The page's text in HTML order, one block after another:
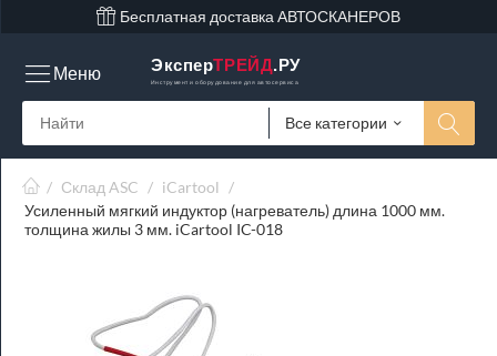
Бесплатная доставка АВТОСКАНЕРОВ
ЭксперТРЕЙД.РУ
Инструмент и оборудование для автосервиса
Все категории
Меню
/ Склад ASC / iCartool /
Усиленный мягкий индуктор (нагреватель) длина 1000 мм.
толщина жилы 3 мм. iCartool IC-018